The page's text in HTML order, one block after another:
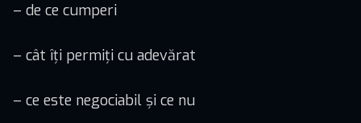
– de ce cumperi
– cât îți permiți cu adevărat
– ce este negociabil și ce nu